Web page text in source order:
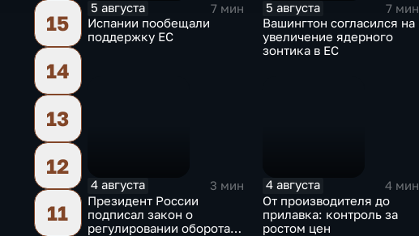
15
14
13
12
11
5 августа
7 мин
Испании пообещали
поддержку ЕС
5 августа
7 мин
Вашингтон согласился на
увеличение ядерного
зонтика в ЕС
4 августа
3 мин
Президент России
подписал закон о
регулировании оборота
4 августа
4 мин
От производителя до
прилавка: контроль за
ростом цен